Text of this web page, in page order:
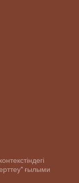
ғылыми